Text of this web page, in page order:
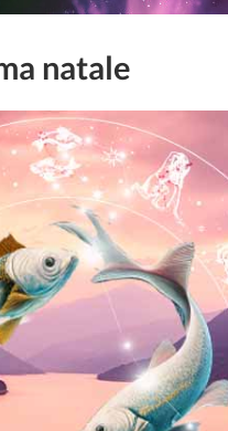
natale